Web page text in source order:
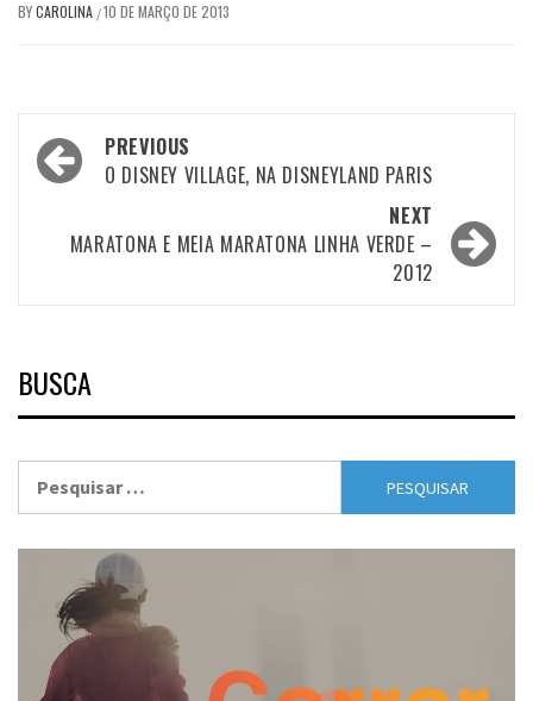
BYCAROLINA /10 DE MARÇO DE 2013
Post
navigation
PREVIOUS
O DISNEY VILLAGE, NA DISNEYLAND PARIS
NEXT
MARATONA E MEIA MARATONA LINHA VERDE –
2012
BUSCA